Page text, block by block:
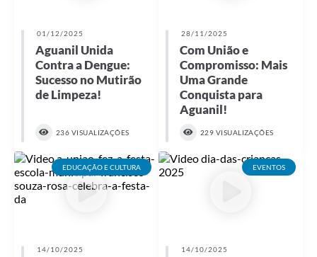
01/12/2025
Aguanil Unida
Contra a Dengue:
Sucesso no Mutirão
de Limpeza!
236 VISUALIZAÇÕES
28/11/2025
Com União e
Compromisso: Mais
Uma Grande
Conquista para
Aguanil!
229 VISUALIZAÇÕES
EDUCAÇÃO E CULTURA
14/10/2025
EVENTOS
14/10/2025